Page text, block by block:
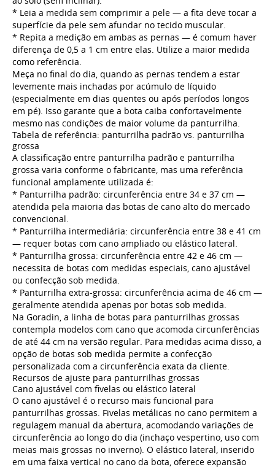
* Leia a medida sem comprimir a pele — a fita deve tocar a
superfície da pele sem afundar no tecido muscular.
* Repita a medição em ambas as pernas — é comum haver
diferença de 0,5 a 1 cm entre elas. Utilize a maior medida
como referência.
Meça no final do dia, quando as pernas tendem a estar
levemente mais inchadas por acúmulo de líquido
(especialmente em dias quentes ou após períodos longos
em pé). Isso garante que a bota caiba confortavelmente
mesmo nas condições de maior volume da panturrilha.
Tabela de referência: panturrilha padrão vs. panturrilha
grossa
A classificação entre panturrilha padrão e panturrilha
grossa varia conforme o fabricante, mas uma referência
funcional amplamente utilizada é:
* Panturrilha padrão: circunferência entre 34 e 37 cm —
atendida pela maioria das botas de cano alto do mercado
convencional.
* Panturrilha intermediária: circunferência entre 38 e 41 cm
— requer botas com cano ampliado ou elástico lateral.
* Panturrilha grossa: circunferência entre 42 e 46 cm —
necessita de botas com medidas especiais, cano ajustável
ou confecção sob medida.
* Panturrilha extra-grossa: circunferência acima de 46 cm —
geralmente atendida apenas por botas sob medida.
Na Goradin, a linha de botas para panturrilhas grossas
contempla modelos com cano que acomoda circunferências
de até 44 cm na versão regular. Para medidas acima disso, a
opção de botas sob medida permite a confecção
personalizada com a circunferência exata da cliente.
Recursos de ajuste para panturrilhas grossas
Cano ajustável com fivelas ou elástico lateral
O cano ajustável é o recurso mais funcional para
panturrilhas grossas. Fivelas metálicas no cano permitem a
regulagem manual da abertura, acomodando variações de
circunferência ao longo do dia (inchaço vespertino, uso com
meias mais grossas no inverno). O elástico lateral, inserido
em uma faixa vertical no cano da bota, oferece expansão